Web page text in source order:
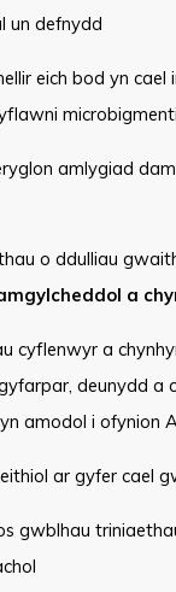
un defnydd
eich bod yn cael
amlygiad
o ddulliau
a
cyflenwyr a
deunydd a
amodol i ofynion
ar gyfer cael
gwblhau